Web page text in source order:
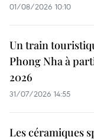
01/08/2026 10:10
Un train
Phong Nha à
2026
31/07/2026 14:55
Les céramiques